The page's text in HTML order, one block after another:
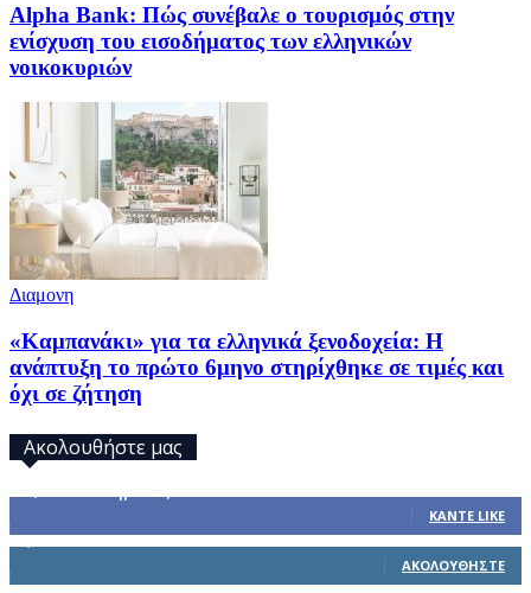
Alpha Bank: Πώς συνέβαλε ο τουρισμός στην
ενίσχυση του εισοδήματος των ελληνικών
νοικοκυριών
Διαμονη
«Καμπανάκι» για τα ελληνικά ξενοδοχεία: Η
ανάπτυξη το πρώτο 6μηνο στηρίχθηκε σε τιμές και
όχι σε ζήτηση
Ακολουθήστε μας
ΚΆΝΤΕ LIKE
ΑΚΟΛΟΥΘΉΣΤΕ